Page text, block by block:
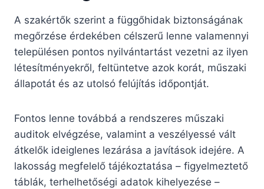
A szakértők szerint a függőhidak biztonságának
megőrzése érdekében célszerű lenne valamennyi
településen pontos nyilvántartást vezetni az ilyen
létesítményekről, feltüntetve azok korát, műszaki
állapotát és az utolsó felújítás időpontját.
Fontos lenne továbbá a rendszeres műszaki
auditok elvégzése, valamint a veszélyessé vált
átkelők ideiglenes lezárása a javítások idejére. A
lakosság megfelelő tájékoztatása – figyelmeztető
táblák, terhelhetőségi adatok kihelyezése –